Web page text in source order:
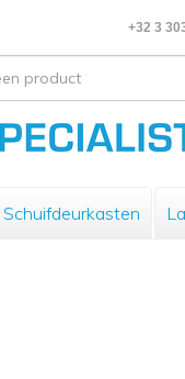
+32 3
Schuifdeurkasten